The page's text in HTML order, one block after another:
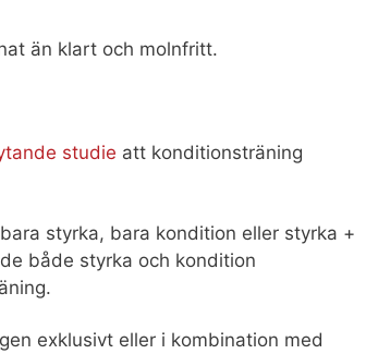
än klart och molnfritt.
studie att konditionsträning
styrka, bara kondition eller styrka +
både styrka och kondition
exklusivt eller i kombination med